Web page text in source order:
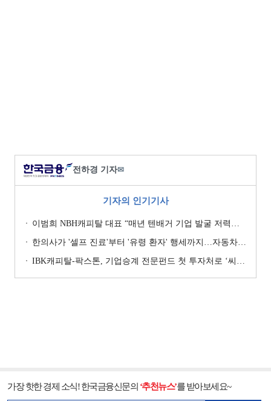
전하경 기자✉
기자의 인기기사
이범희 NBH캐피탈 대표 “매년 텐배거 기업 발굴 저력…올해 ROE 20% 목표”
한의사가 '셀프 진료'부터 '유령 환자' 행세까지…자동차보험 악용 심각 [경상환자 8주룰 도입 초읽기]
IBK캐피탈-팍스톤, 기업승계 전문펀드 첫 투자처로 ‘씨엠디기술단’ 낙점 [캐피탈사 돋보기]
가장 핫한 경제 소식! 한국금융신문의 ‘추천뉴스’를 받아보세요~